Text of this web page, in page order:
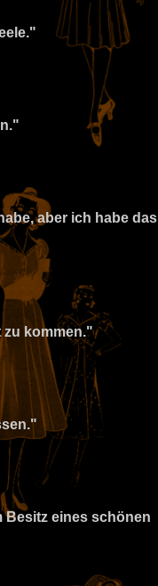
aber ich habe das
zu kommen."
Besitz eines schönen